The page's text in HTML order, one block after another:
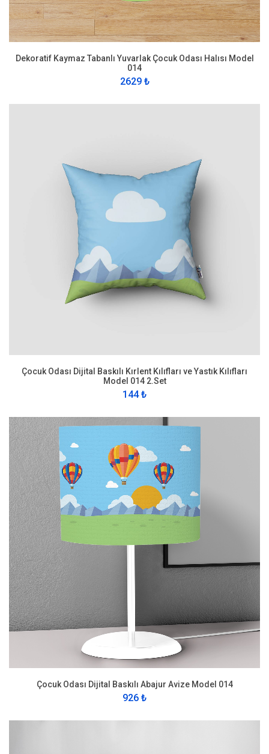
Dekoratif Kaymaz Tabanlı Yuvarlak Çocuk Odası Halısı Model
014
2629 ₺
Çocuk Odası Dijital Baskılı Kırlent Kılıfları ve Yastık Kılıfları
Model 014 2.Set
144 ₺
Çocuk Odası Dijital Baskılı Abajur Avize Model 014
926 ₺